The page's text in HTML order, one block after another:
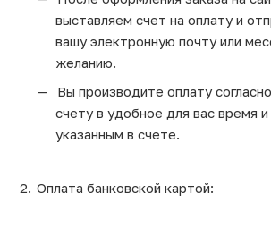
выставляем счет на оплату и
вашу электронную почту или
желанию.
Вы производите оплату
счету в удобное для вас время
указанным в счете.
Оплата банковской картой: